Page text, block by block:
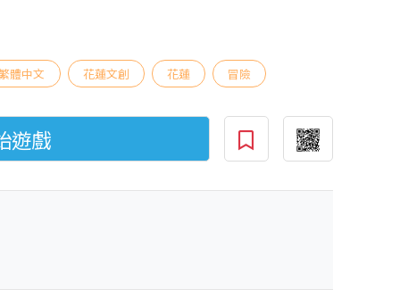
體中文 花蓮文創 花蓮 冒險
遊戲